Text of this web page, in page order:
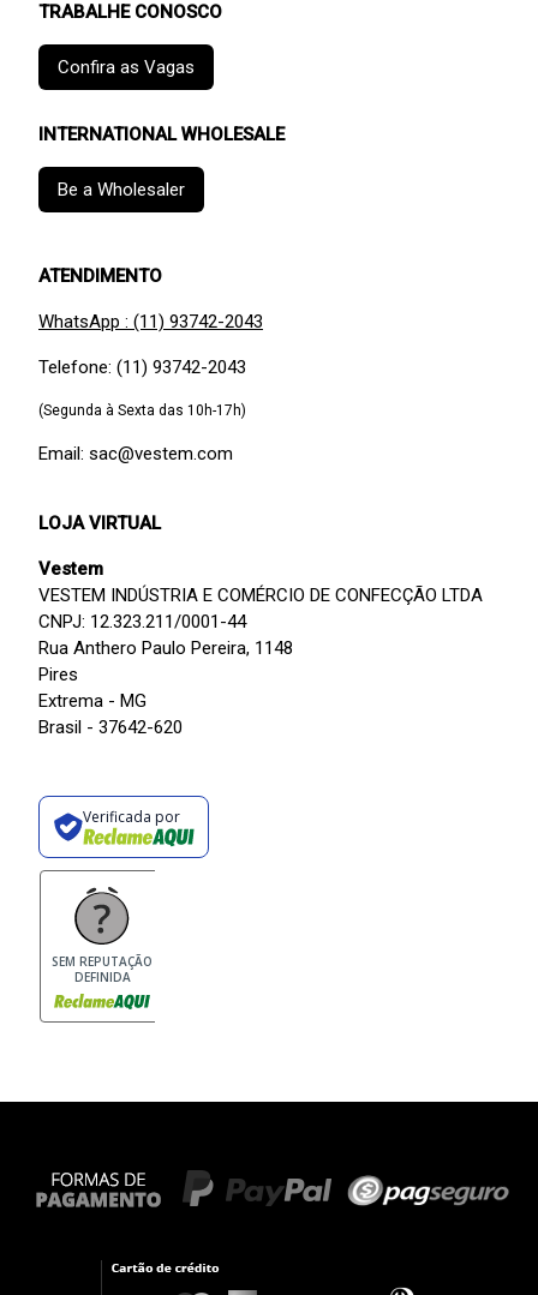
TRABALHE CONOSCO
Confira as Vagas
INTERNATIONAL WHOLESALE
Be a Wholesaler
ATENDIMENTO
WhatsApp : (11) 93742-2043
Telefone: (11) 93742-2043
(Segunda à Sexta das 10h-17h)
Email: sac@vestem.com
LOJA VIRTUAL
Vestem
VESTEM INDÚSTRIA E COMÉRCIO DE CONFECÇÃO LTDA
CNPJ: 12.323.211/0001-44
Rua Anthero Paulo Pereira, 1148
Pires
Extrema - MG
Brasil - 37642-620
Verificada por
SEM REPUTAÇÃO
DEFINIDA